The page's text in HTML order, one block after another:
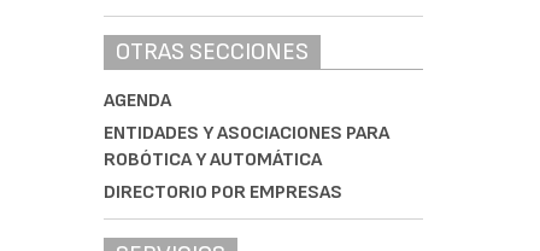
OTRAS SECCIONES
AGENDA
ENTIDADES Y ASOCIACIONES PARA
ROBÓTICA Y AUTOMÁTICA
DIRECTORIO POR EMPRESAS